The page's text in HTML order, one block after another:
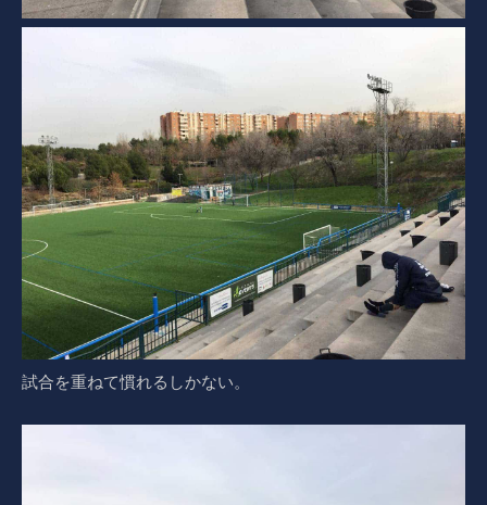
試合を重ねて慣れるしかない。